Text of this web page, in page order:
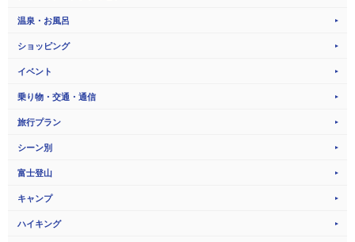
温泉・お風呂
ショッピング
イベント
乗り物・交通・通信
旅行プラン
シーン別
富士登山
キャンプ
ハイキング